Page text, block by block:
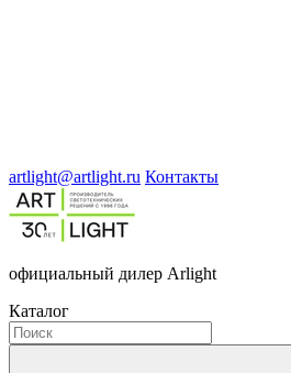
artlight@artlight.ru Контакты
официальный дилер Arlight
Каталог